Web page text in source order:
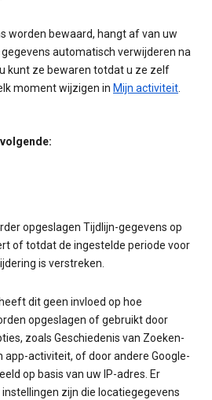
worden bewaard, hangt af van uw
automatisch verwijderen na
kunt ze bewaren totdat u ze zelf
moment wijzigen in Mijn activiteit.
opgeslagen Tijdlijn-gegevens op
of totdat de ingestelde periode voor
is verstreken.
dit geen invloed op hoe
opgeslagen of gebruikt door
zoals Geschiedenis van Zoeken-
app-activiteit, of door andere Google-
op basis van uw IP-adres. Er
zijn die locatiegegevens